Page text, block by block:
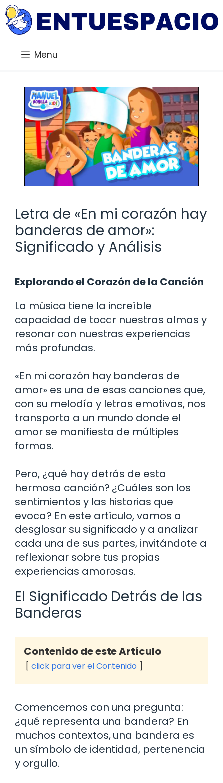
Saltar
al
contenido
Menu
Letra de «En mi corazón hay
banderas de amor»:
Significado y Análisis
Explorando el Corazón de la Canción
La música tiene la increíble
capacidad de tocar nuestras almas y
resonar con nuestras experiencias
más profundas.
«En mi corazón hay banderas de
amor» es una de esas canciones que,
con su melodía y letras emotivas, nos
transporta a un mundo donde el
amor se manifiesta de múltiples
formas.
Pero, ¿qué hay detrás de esta
hermosa canción? ¿Cuáles son los
sentimientos y las historias que
evoca? En este artículo, vamos a
desglosar su significado y a analizar
cada una de sus partes, invitándote a
reflexionar sobre tus propias
experiencias amorosas.
El Significado Detrás de las
Banderas
Contenido de este Artículo
click para ver el Contenido
Comencemos con una pregunta:
¿qué representa una bandera? En
muchos contextos, una bandera es
un símbolo de identidad, pertenencia
y orgullo.